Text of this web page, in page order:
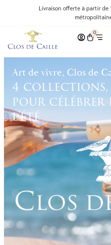
Livraison offerte à partir de
0
Art de vivre, Clos de
4 collections,
pour célébrer
l’été